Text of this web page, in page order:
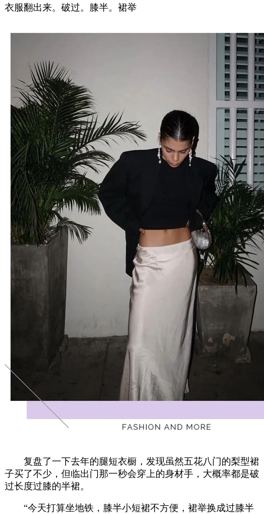
衣服翻出来。破过。膝半。裙举
复盘了一下去年的腿短衣橱，发现虽然五花八门的梨型裙
子买了不少，但临出门那一秒会穿上的身材手，大概率都是破
过长度过膝的半裙。
“今天打算坐地铁，膝半小短裙不方便，裙举换成过膝半